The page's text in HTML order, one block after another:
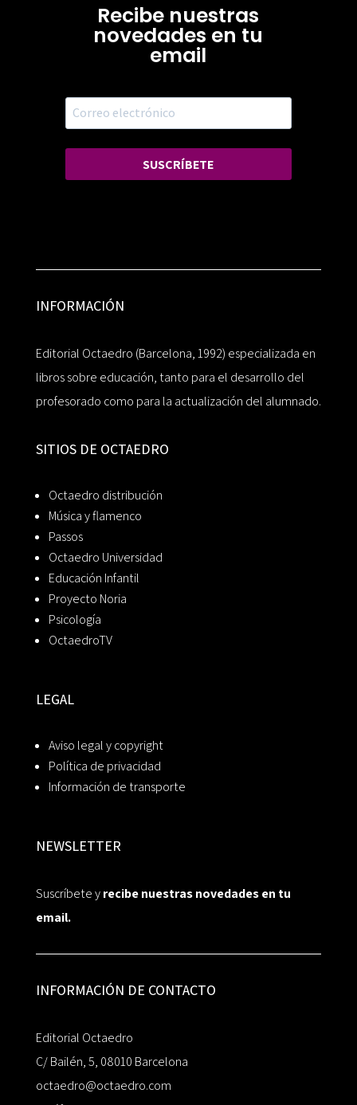
Recibe nuestras
novedades en tu
email
SUSCRÍBETE
INFORMACIÓN
Editorial Octaedro (Barcelona, 1992) especializada en
libros sobre educación, tanto para el desarrollo del
profesorado como para la actualización del alumnado.
SITIOS DE OCTAEDRO
Octaedro distribución
Música y flamenco
Passos
Octaedro Universidad
Educación Infantil
Proyecto Noria
Psicología
OctaedroTV
LEGAL
Aviso legal y copyright
Política de privacidad
Información de transporte
NEWSLETTER
Suscríbete yrecibe nuestras novedades en tu
email.
INFORMACIÓN DE CONTACTO
Editorial Octaedro
C/ Bailén, 5, 08010 Barcelona
octaedro@octaedro.com